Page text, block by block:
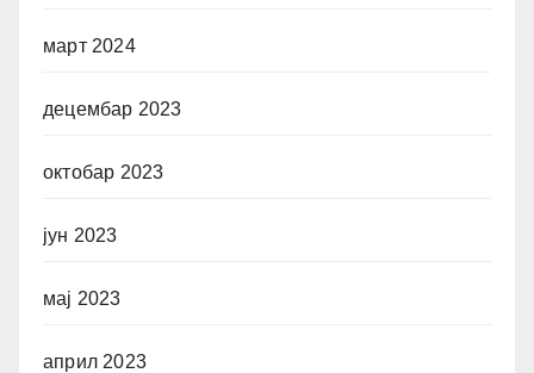
март 2024
децембар 2023
октобар 2023
јун 2023
мај 2023
април 2023